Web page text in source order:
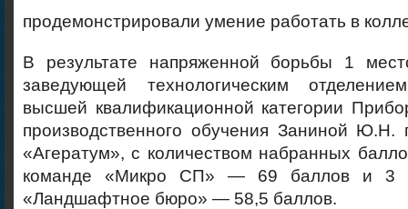
продемонстрировали умение работать в
В результате напряженной борьбы 1
заведующей технологическим
высшей квалификационной категории
производственного обучения Заниной Ю.Н.
«Агератум», с количеством набранных
команде «Микро СП» — 69 баллов и 3
«Ландшафтное бюро» — 58,5 баллов.